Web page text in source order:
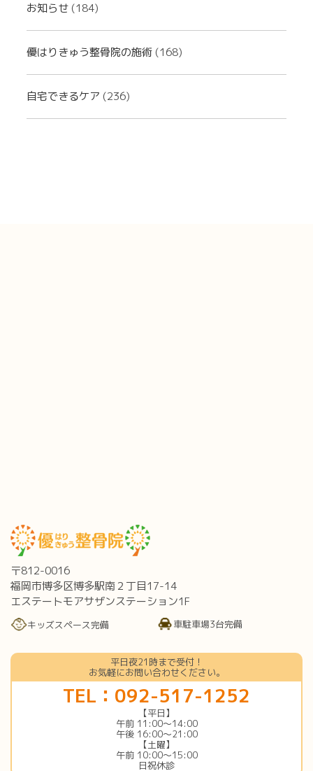
お知らせ (184)
優はりきゅう整骨院の施術 (168)
自宅できるケア (236)
〒812-0016
福岡市博多区博多駅南２丁目17-14
エステートモアサザンステーション1F
キッズスペース完備 車駐車場3台完備
平日夜21時まで受付！
お気軽にお問い合わせください。
TEL：092-517-1252
【平日】
午前 11:00〜14:00
午後 16:00〜21:00
【土曜】
午前 10:00〜15:00
日祝休診